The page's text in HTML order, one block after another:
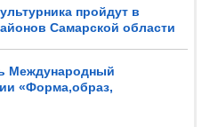
пройдут в
Самарской области
Международный
«Форма,образ,